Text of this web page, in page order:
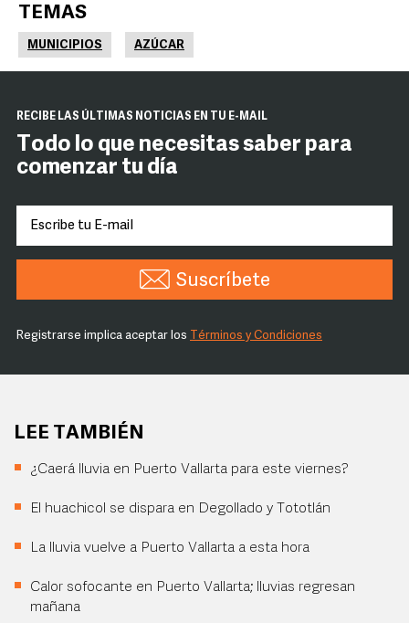
TEMAS
MUNICIPIOS AZÚCAR
RECIBE LAS ÚLTIMAS NOTICIAS EN TU E-MAIL
Todo lo que necesitas saber para
comenzar tu día
Suscríbete
Registrarse implica aceptar los Términos y Condiciones
LEE TAMBIÉN
¿Caerá lluvia en Puerto Vallarta para este viernes?
El huachicol se dispara en Degollado y Tototlán
La lluvia vuelve a Puerto Vallarta a esta hora
Calor sofocante en Puerto Vallarta; lluvias regresan
mañana